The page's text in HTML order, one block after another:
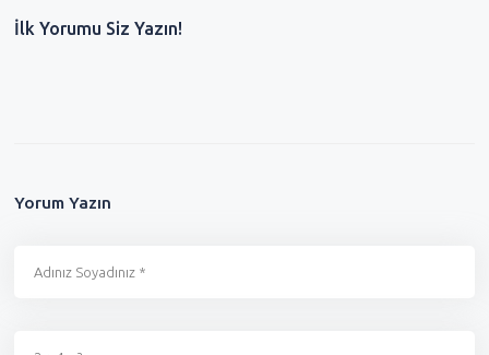
İlk Yorumu Siz Yazın!
Yorum Yazın